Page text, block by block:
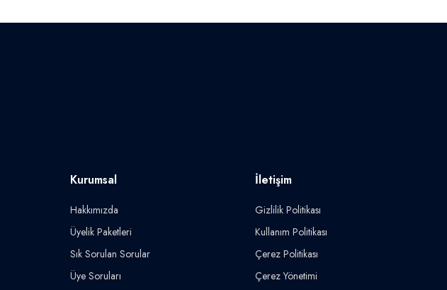
Kurumsal
Hakkımızda
Üyelik Paketleri
Sık Sorulan Sorular
Üye Soruları
İletişim
Gizlilik Politikası
Kullanım Politikası
Çerez Politikası
Çerez Yönetimi